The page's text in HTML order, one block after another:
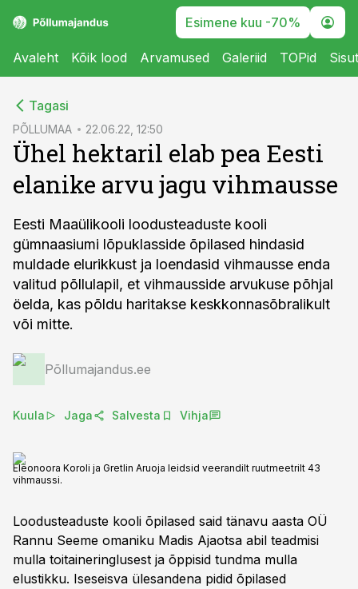
Esimene kuu -70%
Avaleht Kõik lood Arvamused Galeriid TOPid
Tagasi
PÕLLUMAA 22.06.22, 12:50
Ühel hektaril elab pea Eesti
elanike arvu jagu vihmausse
Eesti Maaülikooli loodusteaduste kooli
gümnaasiumi lõpuklasside õpilased hindasid
muldade elurikkust ja loendasid vihmausse enda
valitud põllulapil, et vihmausside arvukuse põhjal
öelda, kas põldu haritakse keskkonnasõbralikult
või mitte.
Põllumajandus.ee
Kuula Jaga Salvesta Vihja
Eleonoora Koroli ja Gretlin Aruoja leidsid veerandilt ruutmeetrilt 43
vihmaussi.
Loodusteaduste kooli õpilased said tänavu aasta OÜ
Rannu Seeme omaniku Madis Ajaotsa abil teadmisi
mulla toitaineringlusest ja õppisid tundma mulla
elustikku. Iseseisva ülesandena pidid õpilased